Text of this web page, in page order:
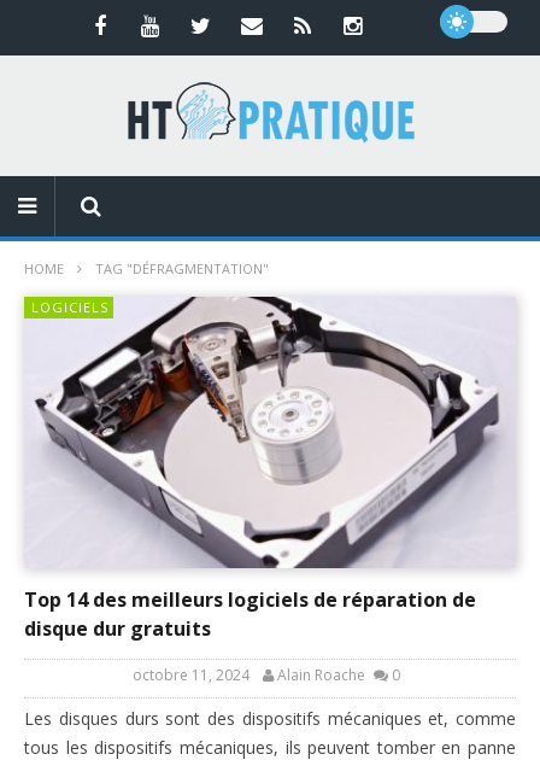
HOME TAG "DÉFRAGMENTATION"
LOGICIELS
Top 14 des meilleurs logiciels de réparation de
disque dur gratuits
octobre 11, 2024 Alain Roache 0
Les disques durs sont des dispositifs mécaniques et, comme
tous les dispositifs mécaniques, ils peuvent tomber en panne